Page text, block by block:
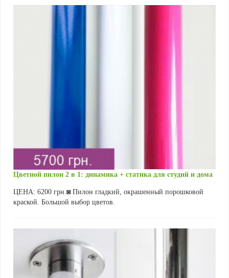
Цветной пилон 2 в 1: динамика + статика для студий и дома
ЦЕНА: 6200 грн.◙ Пилон гладкий, окрашенный порошковой
краской. Большой выбор цветов.